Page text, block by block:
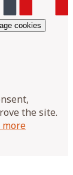
cookies
the site.
more